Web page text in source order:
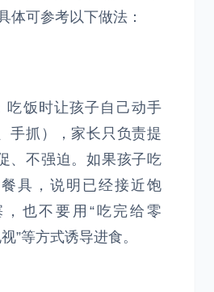
体可参考以下做法：
吃饭时让孩子自己动手
手抓），家长只负责提
、不强迫。如果孩子吃
具，说明已经接近饱
也不要用“吃完给零
”等方式诱导进食。